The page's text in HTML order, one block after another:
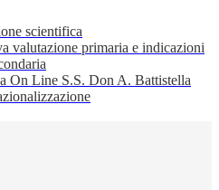
scientifica
valutazione primaria e indicazioni
On Line S.S. Don A. Battistella